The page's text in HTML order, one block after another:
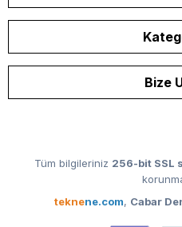
Bize
Tüm bilgileriniz 256-bit SSL
teknene.com, Cabar